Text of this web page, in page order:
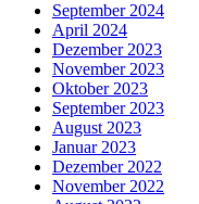
September 2024
April 2024
Dezember 2023
November 2023
Oktober 2023
September 2023
August 2023
Januar 2023
Dezember 2022
November 2022